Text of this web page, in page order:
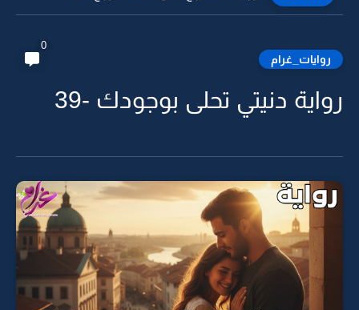
روايات_غرام
0
رواية دنيتي تحلى بوجودك -39